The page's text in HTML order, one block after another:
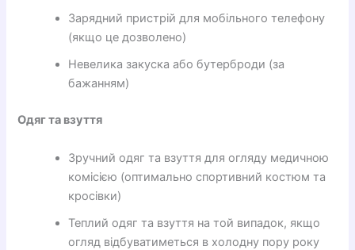
Зарядний пристрій для мобільного телефону
(якщо це дозволено)
Невелика закуска або бутерброди (за
бажанням)
Одяг та взуття
Зручний одяг та взуття для огляду медичною
комісією (оптимально спортивний костюм та
кросівки)
Теплий одяг та взуття на той випадок, якщо
огляд відбуватиметься в холодну пору року